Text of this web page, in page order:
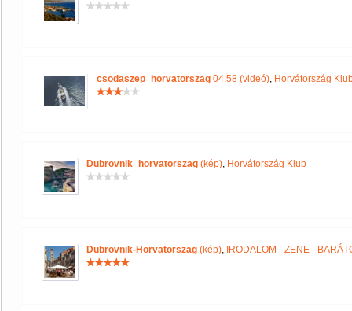
csodaszep_horvatorszag 04:58 (videó), Horvátország
Dubrovnik_horvatorszag (kép), Horvátország Klub
Dubrovnik-Horvatorszag (kép), IRODALOM - ZENE -